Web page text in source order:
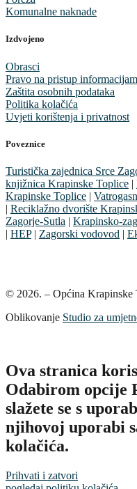
Komunalne naknade
Izdvojeno
Obrasci
Pravo na pristup
Zaštita osobnih podataka
Politika kolačića
Uvjeti korištenja i privatnost
Poveznice
Turistička zajednica Srce
knjižnica Krapinske Toplice |
Krapinske Toplice |
| Reciklažno dvorište
Zagorje-Sutla | Krapinsko-
| HEP| Zagorski vodovod |
© 2026. – Općina Krapinske
Oblikovanje Studio za
Ova stranica
Odabirom opcije
slažete se s
njihovoj uporabi
kolačića.
Prihvati i zatvori